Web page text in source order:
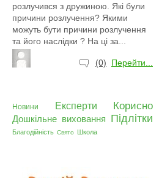
розлучився з дружиною. Які були
причини розлучення? Якими
можуть бути причини розлучення
та його наслідки ? На ці за...
(0) Перейти...
Новини Експерти Корисно
Дошкільне виховання Підлітки
Благодійність Свято Школа